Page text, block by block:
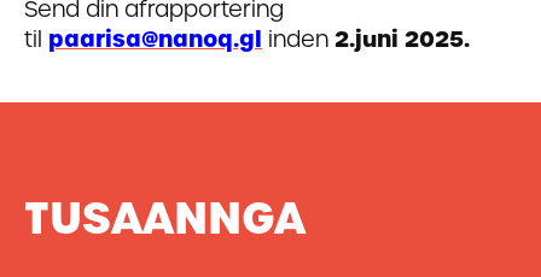
Send din afrapportering
til paarisa@nanoq.gl inden 2.juni 2025.
TUSAANNGA